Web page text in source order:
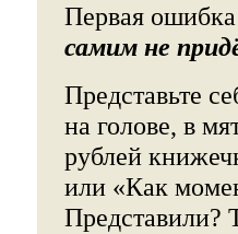
Первая
самим не
Представьте
на голове, в
рублей
или «Как
Представили?